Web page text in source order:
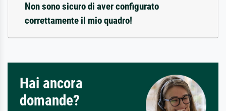
Non sono sicuro di aver configurato
correttamente il mio quadro!
Hai ancora
domande?